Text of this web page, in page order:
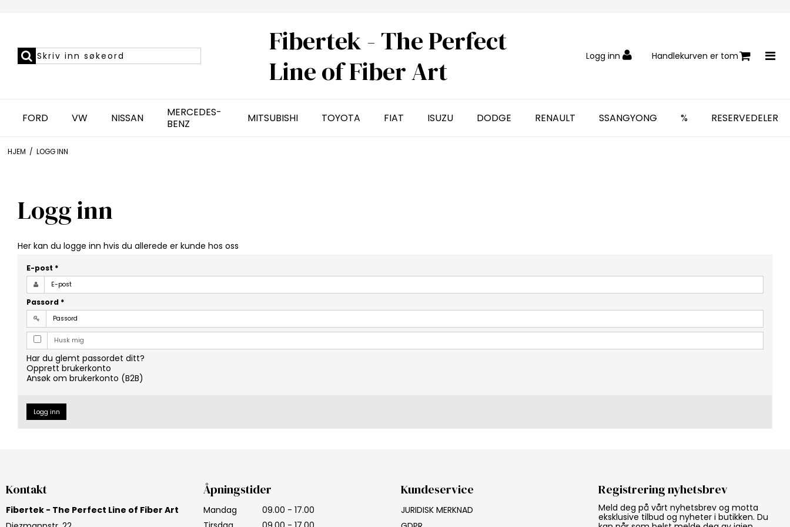
Fibertek - The Perfect
Line of Fiber Art
Logg inn Handlekurven er tom
FORD VW NISSAN
MERCEDES-
BENZ
MITSUBISHI TOYOTA FIAT ISUZU DODGE RENAULT SSANGYONG % RESERVEDELER
HJEM / LOGG INN
Logg inn
Her kan du logge inn hvis du allerede er kunde hos oss
E-post *
Passord *
Husk mig
Har du glemt passordet ditt?
Opprett brukerkonto
Ansøk om brukerkonto (B2B)
Logg inn
Kontakt
Fibertek - The Perfect Line of Fiber Art
Åpningstider
Mandag
09.00 - 17.00
Kundeservice
JURIDISK MERKNAD
Registrering nyhetsbrev
Meld deg på vårt nyhetsbrev og motta
eksklusive tilbud og nyheter i butikken. Du